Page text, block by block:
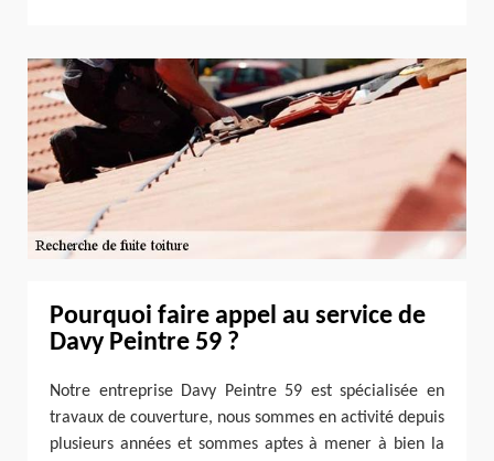
Pourquoi faire appel au service de
Davy Peintre 59 ?
Notre entreprise Davy Peintre 59 est spécialisée en
travaux de couverture, nous sommes en activité depuis
plusieurs années et sommes aptes à mener à bien la